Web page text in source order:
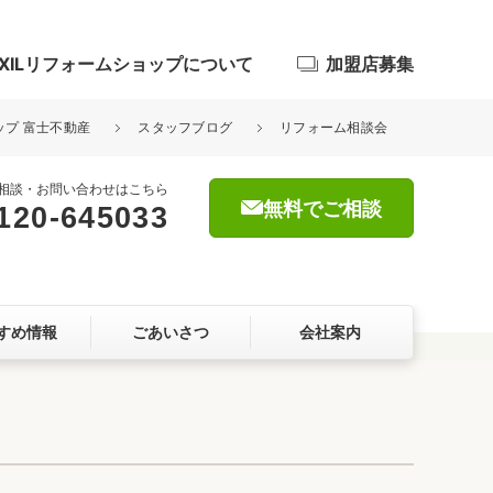
屋根・外壁
リフォームショップについて
らしをつくる、価値・性能向上
加盟店募集
プ 富士不動産 スタッフブログ リフォーム相談会
談・お問い合わせはこちら
645033 無料でご相談
め情報 ごあいさつ 会社案内